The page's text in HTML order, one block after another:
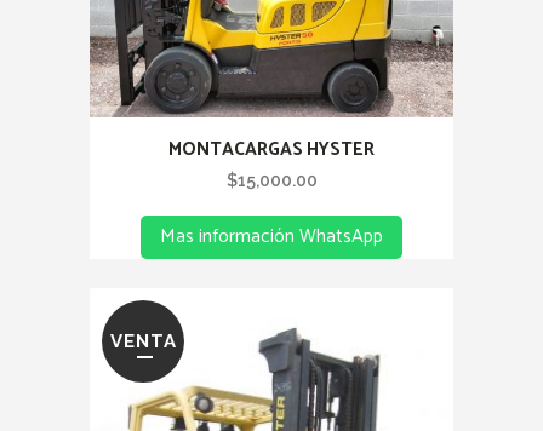
MONTACARGAS HYSTER
$15,000.00
Mas información WhatsApp
VENTA